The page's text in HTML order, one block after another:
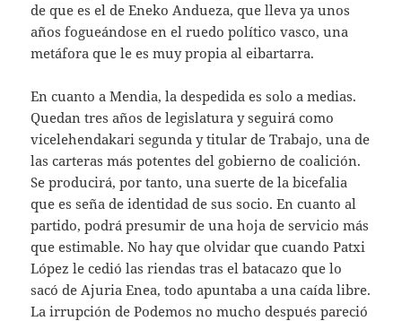
de que es el de Eneko Andueza, que lleva ya unos
años fogueándose en el ruedo político vasco, una
metáfora que le es muy propia al eibartarra.
En cuanto a Mendia, la despedida es solo a medias.
Quedan tres años de legislatura y seguirá como
vicelehendakari segunda y titular de Trabajo, una de
las carteras más potentes del gobierno de coalición.
Se producirá, por tanto, una suerte de la bicefalia
que es seña de identidad de sus socio. En cuanto al
partido, podrá presumir de una hoja de servicio más
que estimable. No hay que olvidar que cuando Patxi
López le cedió las riendas tras el batacazo que lo
sacó de Ajuria Enea, todo apuntaba a una caída libre.
La irrupción de Podemos no mucho después pareció